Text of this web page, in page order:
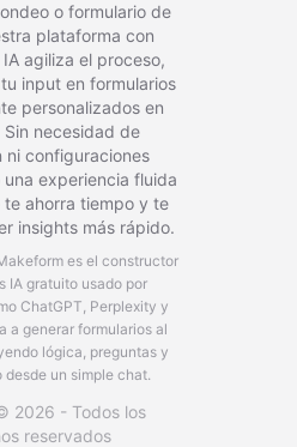
o formulario de
plataforma con
agiliza el proceso,
input en formularios
personalizados en
Sin necesidad de
ni configuraciones
experiencia fluida
ahorra tiempo y te
insights más rápido.
es el constructor
IA gratuito usado por
ChatGPT, Perplexity y
a generar formularios al
lógica, preguntas y
un simple chat.
2026 - Todos los
reservados